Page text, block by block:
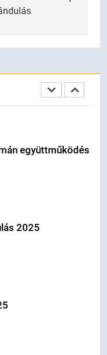
Rózsakert
együttműködés
2025